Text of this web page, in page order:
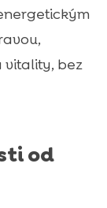
vitality, bez
od